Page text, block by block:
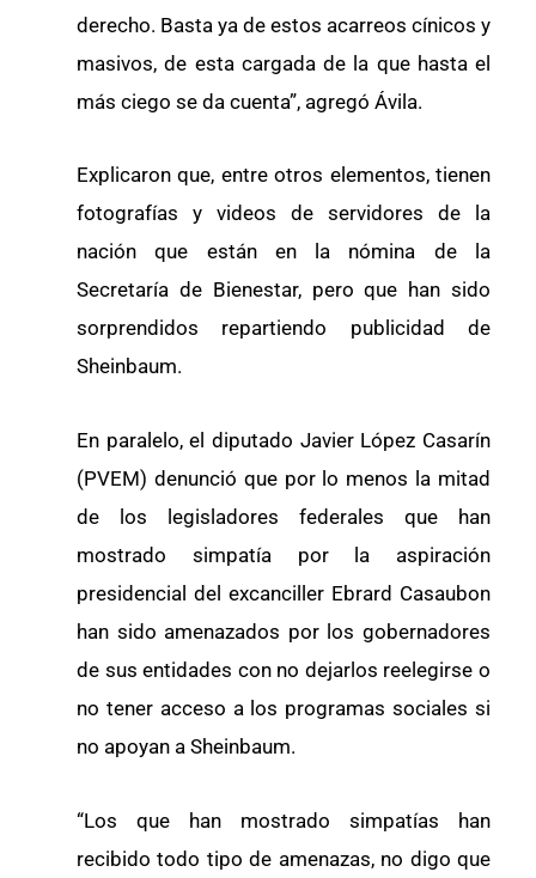
derecho. Basta ya de estos acarreos cínicos y
masivos, de esta cargada de la que hasta el
más ciego se da cuenta”, agregó Ávila.
Explicaron que, entre otros elementos, tienen
fotografías y videos de servidores de la
nación que están en la nómina de la
Secretaría de Bienestar, pero que han sido
sorprendidos repartiendo publicidad de
Sheinbaum.
En paralelo, el diputado Javier López Casarín
(PVEM) denunció que por lo menos la mitad
de los legisladores federales que han
mostrado simpatía por la aspiración
presidencial del excanciller Ebrard Casaubon
han sido amenazados por los gobernadores
de sus entidades con no dejarlos reelegirse o
no tener acceso a los programas sociales si
no apoyan a Sheinbaum.
“Los que han mostrado simpatías han
recibido todo tipo de amenazas, no digo que